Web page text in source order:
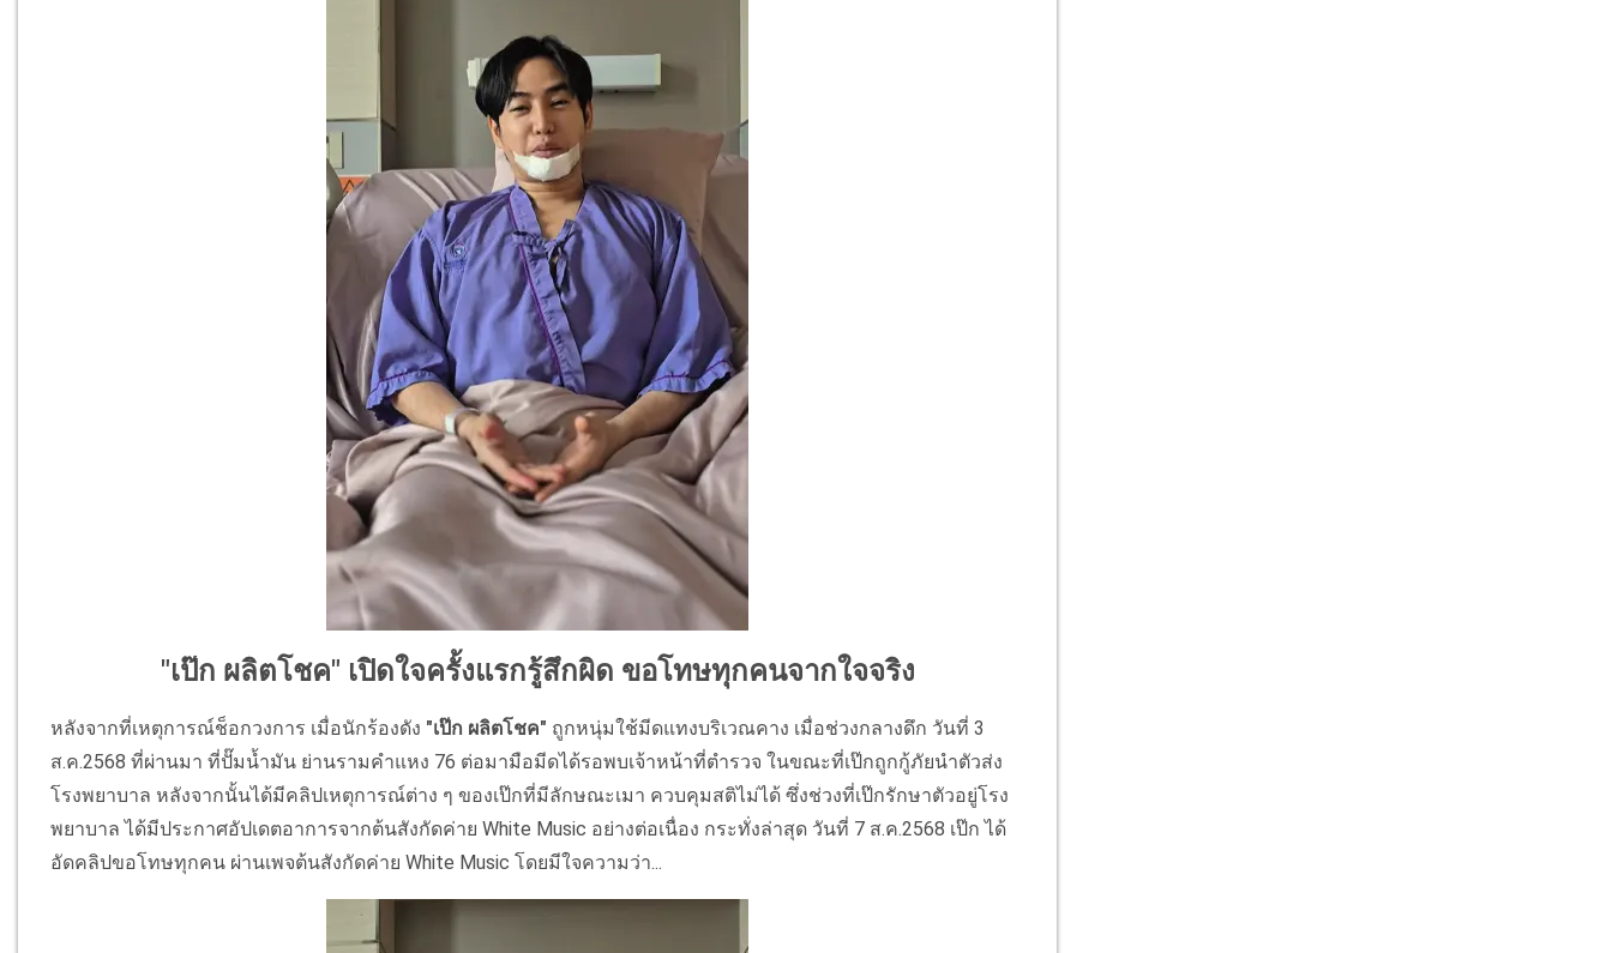
"เป๊ก ผลิตโชค" เปิดใจครั้งแรกรู้สึกผิด ขอโทษทุกคนจากใจจริง
หลังจากที่เหตุการณ์ช็อกวงการ เมื่อนักร้องดัง "เป๊ก ผลิตโชค" ถูกหนุ่มใช้มีดแทงบริเวณคาง เมื่อช่วงกลางดึก วันที่ 3
ส.ค.2568 ที่ผ่านมา ที่ปั๊มน้ำมัน ย่านรามคำแหง 76 ต่อมามือมีดได้รอพบเจ้าหน้าที่ตำรวจ ในขณะที่เป๊กถูกกู้ภัยนำตัวส่ง
โรงพยาบาล หลังจากนั้นได้มีคลิปเหตุการณ์ต่าง ๆ ของเป๊กที่มีลักษณะเมา ควบคุมสติไม่ได้ ซึ่งช่วงที่เป๊กรักษาตัวอยู่โรง
พยาบาล ได้มีประกาศอัปเดตอาการจากต้นสังกัดค่าย White Music อย่างต่อเนื่อง กระทั่งล่าสุด วันที่ 7 ส.ค.2568 เป๊ก ได้
อัดคลิปขอโทษทุกคน ผ่านเพจต้นสังกัดค่าย White Music โดยมีใจความว่า...